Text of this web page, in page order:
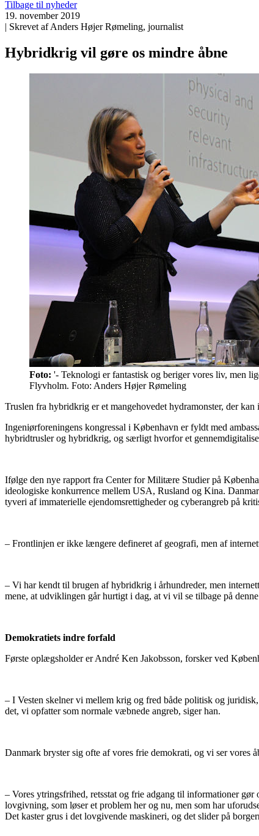
Tilbage til nyheder
19. november 2019
| Skrevet af Anders Højer Rømeling, journalist
Hybridkrig vil gøre os mindre åbne
Foto: '- Teknologi er fantastisk og beriger vores liv, men
Flyvholm. Foto: Anders Højer Rømeling
Truslen fra hybridkrig er et mangehovedet hydramonster, der
Ingeniørforeningens kongressal i København er fyldt med
hybridtrusler og hybridkrig, og særligt hvorfor et
Ifølge den nye rapport fra Center for Militære Studier på
ideologiske konkurrence mellem USA, Rusland og Kina.
tyveri af immaterielle ejendomsrettigheder og cyberangreb på
– Frontlinjen er ikke længere defineret af geografi, men af
– Vi har kendt til brugen af hybridkrig i århundreder, men
mene, at udviklingen går hurtigt i dag, at vi vil se tilbage på
Demokratiets indre forfald
Første oplægsholder er André Ken Jakobsson, forsker ved
– I Vesten skelner vi mellem krig og fred både politisk og
det, vi opfatter som normale væbnede angreb, siger han.
Danmark bryster sig ofte af vores frie demokrati, og vi ser vores
– Vores ytringsfrihed, retsstat og frie adgang til informationer
lovgivning, som løser et problem her og nu, men som har
Det kaster grus i det lovgivende maskineri, og det slider på